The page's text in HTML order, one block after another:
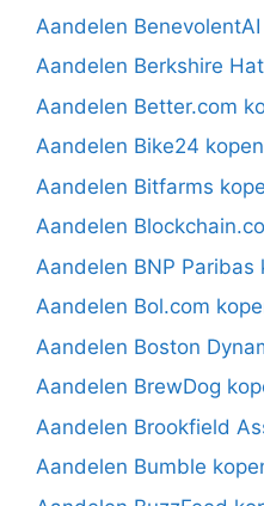
Aandelen
Aandelen Berkshire
Aandelen Better.com
Aandelen Bike24 kopen
Aandelen Bitfarms
Aandelen
Aandelen BNP Paribas
Aandelen Bol.com
Aandelen Boston
Aandelen BrewDog
Aandelen Brookfield
Aandelen Bumble